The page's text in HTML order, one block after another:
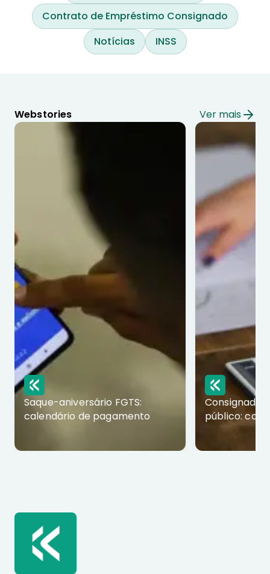
Contrato de Empréstimo Consignado
Notícias
INSS
Webstories Ver mais
Saque-aniversário FGTS:
calendário de pagamento
Consignado
público: